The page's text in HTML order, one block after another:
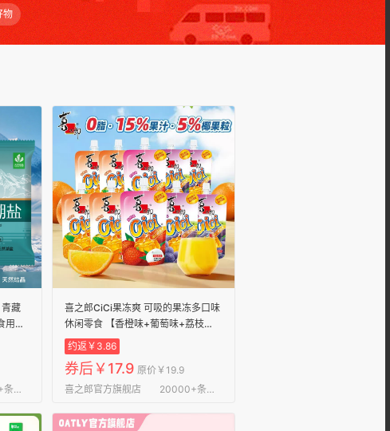
物
藏
用盐
20000+条评论
喜之郎CiCi果冻爽 可吸的果冻多口味
休闲零食 【香橙味+葡萄味+荔枝
味】150克*10支
约返￥3.86
券后￥17.9 原价￥19.9
喜之郎官方旗舰店
20000+条评论